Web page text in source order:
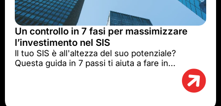
Un controllo in 7 fasi per massimizzare
l’investimento nel SIS
Il tuo SIS è all'altezza del suo potenziale?
Questa guida in 7 passi ti aiuta a fare in...